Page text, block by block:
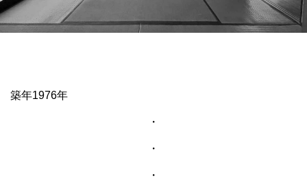
築年1976年
・
・
・